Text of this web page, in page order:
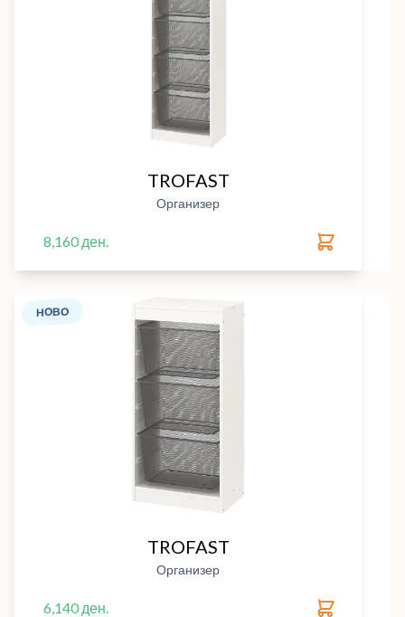
TROFAST
Организер
8,160 ден.
НОВО
TROFAST
Организер
6,140 ден.